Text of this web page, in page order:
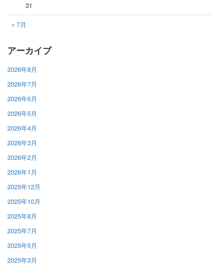
« 7月
31
アーカイブ
2026年8月
2026年7月
2026年6月
2026年5月
2026年4月
2026年3月
2026年2月
2026年1月
2025年12月
2025年10月
2025年8月
2025年7月
2025年5月
2025年3月